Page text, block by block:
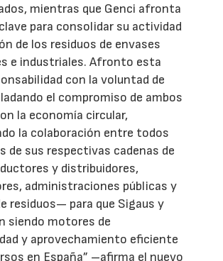
mientras que Genci afronta
para consolidar su actividad
de los residuos de envases
e industriales. Afronto esta
con la voluntad de
el compromiso de ambos
la economía circular,
la colaboración entre todos
de sus respectivas cadenas de
y distribuidores,
administraciones públicas y
residuos— para que Sigaus y
siendo motores de
y aprovechamiento eficiente
en España” –afirma el nuevo